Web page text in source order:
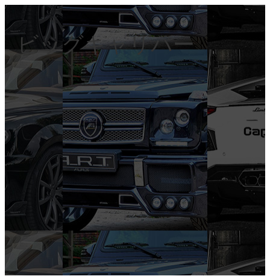
ビッグキャリパー